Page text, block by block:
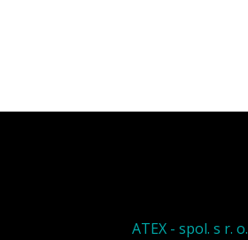
ATEX - spol. s r. o.